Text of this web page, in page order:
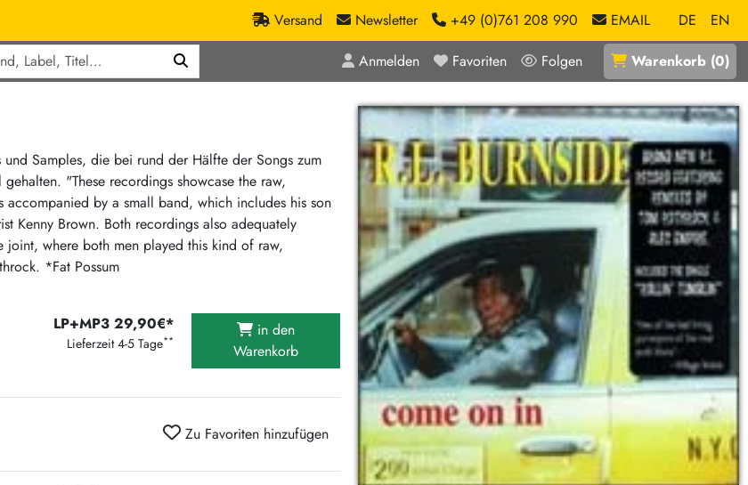
Versand Newsletter +49 (0)761 208 990 EMAIL DE
EN
/ Jazz
Crazysane Günstiger
Fuzzorama günstiger
Tapete Records günstiger
Sunny Sunny Bastards Summer 26
Warner Rockerwochen
International Anthem Sommer 2026
BMG Aktion
Clouds Hill & Broken Silence-Sommer-Aktion
RSD 2026
Anmelden Favoriten Folgen Warenkorb (0)
Samples, die bei rund der Hälfte der Songs zum
"These recordings showcase the raw,
by a small band, which includes his son
Kenny Brown. Both recordings also adequately
where both men played this kind of raw,
*Fat Possum
LP+MP3 29,90€*
Lieferzeit 4-5 Tage**
in den
Warenkorb
Zu Favoriten hinzufügen